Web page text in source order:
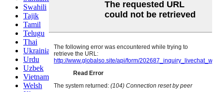
Swahili
Tajik
Tamil
Telugu
Thai
Ukrainian
Urdu
Uzbek
Vietnamese
Welsh